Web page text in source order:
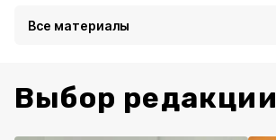
Все материалы
Выбор редакции